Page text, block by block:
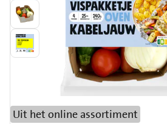
Uit het online assortiment